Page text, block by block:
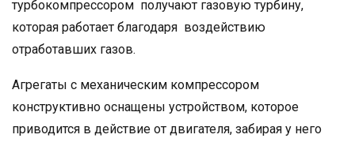
турбокомпрессором получают газовую турбину,
которая работает благодаря воздействию
отработавших газов.
Агрегаты с механическим компрессором
конструктивно оснащены устройством, которое
приводится в действие от двигателя, забирая у него